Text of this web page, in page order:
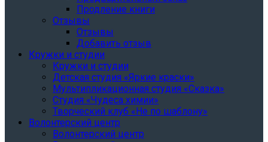
Продление книги
Отзывы
Отзывы
Добавить отзыв
Кружки и студии
Кружки и студии
Детская студия «Яркие краски»
Мультипликационная студия «Сказка»
Студия «Чудеса химии»
Творческий клуб «Не по шаблону»
Волонтерский центр
Волонтерский центр